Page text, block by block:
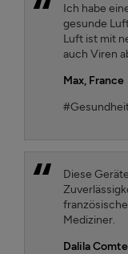
Ich habe
gesunde
Luft ist mit
auch Viren
Max,France
Diese
Mediziner.
Dalila Comte